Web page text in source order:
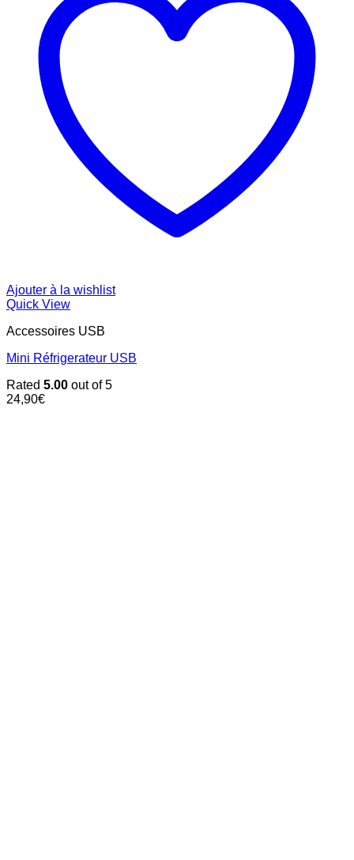
Ajouter à la wishlist
Quick View
Accessoires USB
Mini Réfrigerateur USB
Rated 5.00 out of 5
24,90€